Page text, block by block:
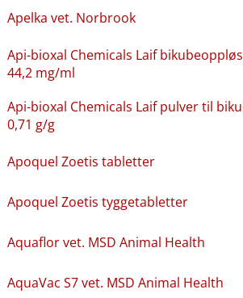
Apelka vet. Norbrook
Api-bioxal Chemicals Laif
44,2 mg/ml
Api-bioxal Chemicals Laif pulver til
0,71 g/g
Apoquel Zoetis tabletter
Apoquel Zoetis tyggetabletter
Aquaflor vet. MSD Animal Health
AquaVac S7 vet. MSD Animal Health